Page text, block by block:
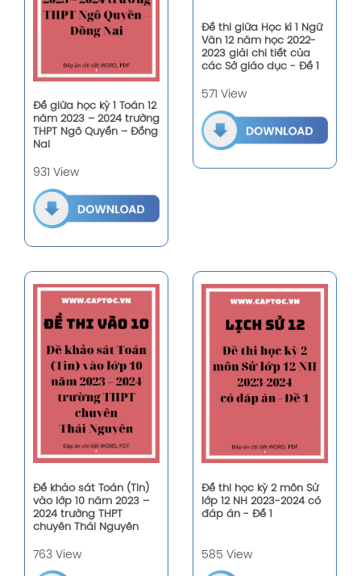
Đề giữa học kỳ 1 Toán 12
năm 2023 – 2024 trường
THPT Ngô Quyền – Đồng
Nai
931 View
Đề thi giữa Học kì 1 Ngữ
Văn 12 năm học 2022-
2023 giải chi tiết của
các Sở giáo dục - Đề 1
571 View
Đề khảo sát Toán (Tin)
vào lớp 10 năm 2023 –
2024 trường THPT
chuyên Thái Nguyên
763 View
Đề thi học kỳ 2 môn Sử
lớp 12 NH 2023-2024 có
đáp án - Đề 1
585 View